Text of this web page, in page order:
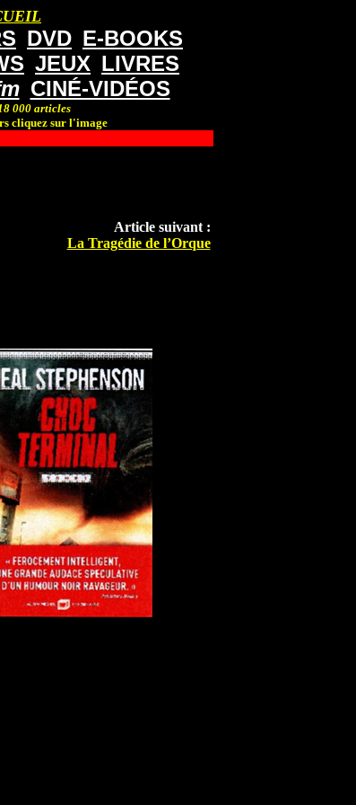
DVD E-BOOKS
JEUX LIVRES
CINÉ-VIDÉOS
000 articles
cliquez sur l'image
Article suivant :
La Tragédie de l’Orque